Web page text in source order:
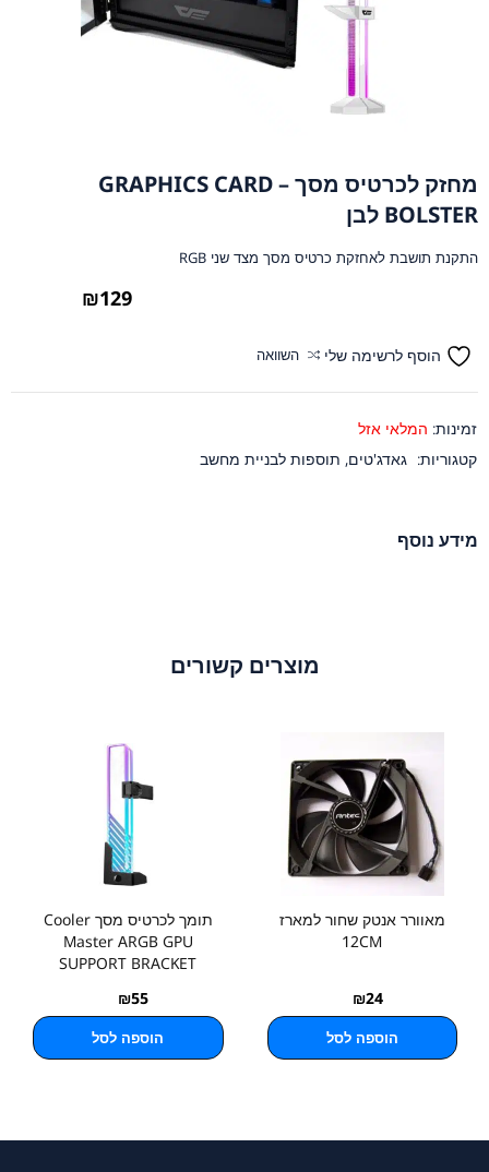
מחזק לכרטיס מסך – GRAPHICS CARD
BOLSTER לבן
התקנת תושבת לאחזקת כרטיס מסך מצד שני RGB
₪129
הוסף לרשימה שלי השוואה
זמינות: המלאי אזל
קטגוריות: גאדג'טים, תוספות לבניית מחשב
מידע נוסף
מוצרים קשורים
מאוורר אנטק שחור למארז
12CM
₪24
הוספה לסל
תומך לכרטיס מסך Cooler
Master ARGB GPU
SUPPORT BRACKET
₪55
הוספה לסל